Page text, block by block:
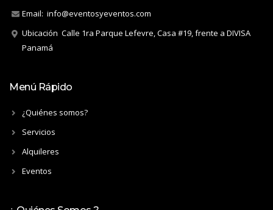
Email: info@eventosyeventos.com
Ubicación Calle 1ra Parque Lefevre, Casa #19, frente a DIVISA
Panamá
Menú Rápido
¿Quiénes somos?
Servicios
Alquileres
Eventos